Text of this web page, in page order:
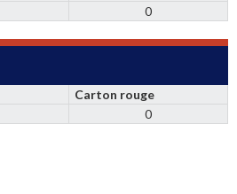
0
Carton rouge
0